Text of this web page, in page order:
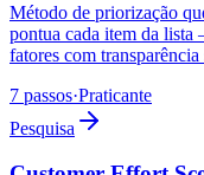
Método de priorização
pontua cada item da
fatores com
7 passos·Praticante
Pesquisa